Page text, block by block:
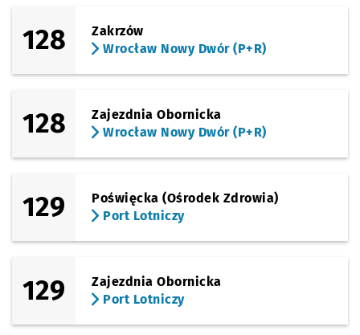
128
Zakrzów
Wrocław Nowy Dwór (P+R)
128
Zajezdnia Obornicka
Wrocław Nowy Dwór (P+R)
129
Poświęcka (Ośrodek Zdrowia)
Port Lotniczy
129
Zajezdnia Obornicka
Port Lotniczy